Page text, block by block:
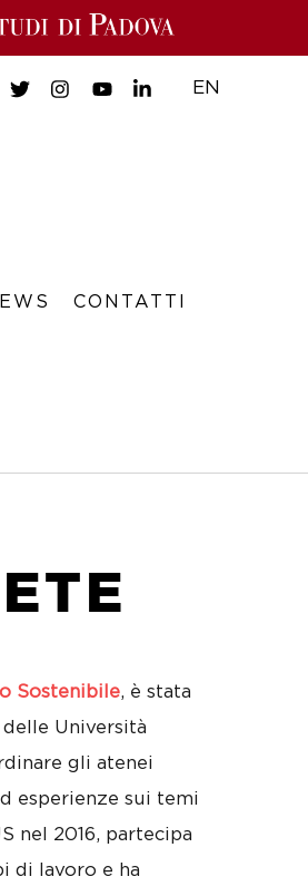
EN
CONTATTI
Sostenibile, è stata
Università
gli atenei
esperienze sui temi
nel 2016, partecipa
di lavoro e ha